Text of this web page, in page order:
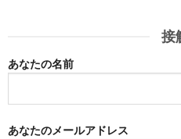
接
あなたの名前
あなたのメールアドレス